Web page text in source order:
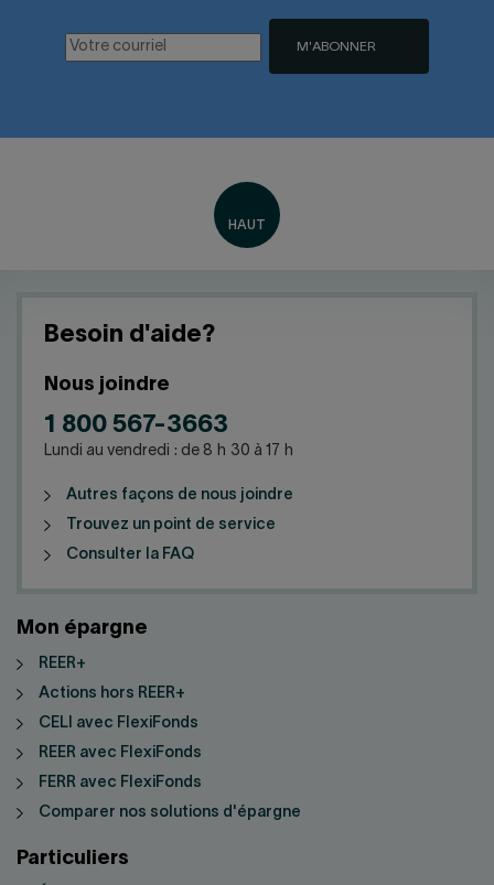
M'ABONNER
Besoin d'aide?
Nous joindre
1 800 567-3663
Lundi au vendredi : de 8 h 30 à 17 h
Autres façons de nous joindre
Trouvez un point de service
Consulter la FAQ
Mon épargne
REER+
Actions hors REER+
CELI avec FlexiFonds
REER avec FlexiFonds
FERR avec FlexiFonds
Comparer nos solutions d'épargne
Particuliers